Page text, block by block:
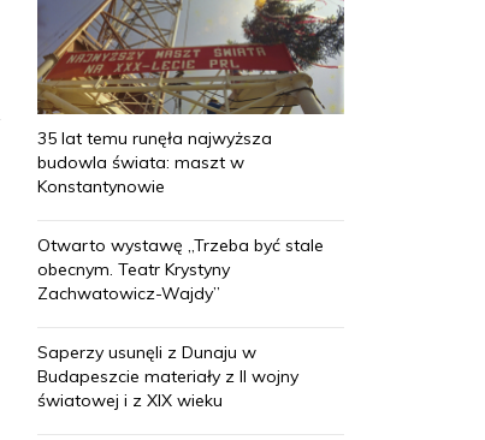
35 lat temu runęła najwyższa
budowla świata: maszt w
Konstantynowie
Otwarto wystawę „Trzeba być stale
obecnym. Teatr Krystyny
Zachwatowicz-Wajdy”
Saperzy usunęli z Dunaju w
Budapeszcie materiały z II wojny
światowej i z XIX wieku